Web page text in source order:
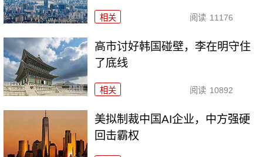
相关 阅读 11176
高市讨好韩国碰壁，李在明守住
了底线
相关 阅读 10892
美拟制裁中国AI企业，中方强硬
回击霸权